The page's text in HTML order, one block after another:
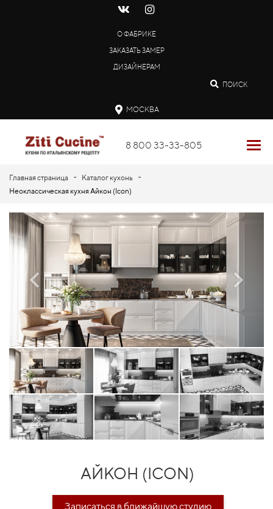
О ФАБРИКЕ
ЗАКАЗАТЬ ЗАМЕР
ДИЗАЙНЕРАМ
ПОИСК
МОСКВА
8 800 33-33-805
Главная страница - Каталог кухонь -
Неоклассическая кухня Айкон (Icon)
АЙКОН (ICON)
Записаться в ближайшую студию